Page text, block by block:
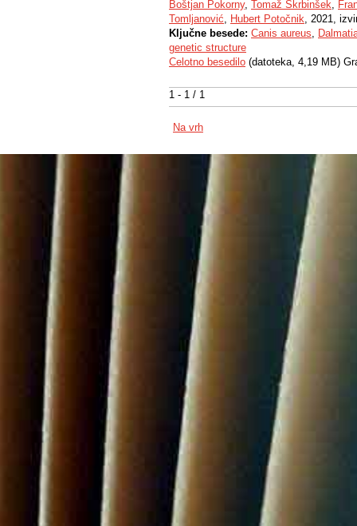
1 - 1 / 1
Boštjan Pokorny, Tomaž Skrbinšek,
Tomljanović, Hubert Potočnik, 2021,
Ključne besede: Canis aureus,
genetic structure
Celotno besedilo (datoteka, 4,19 MB)
Na vrh